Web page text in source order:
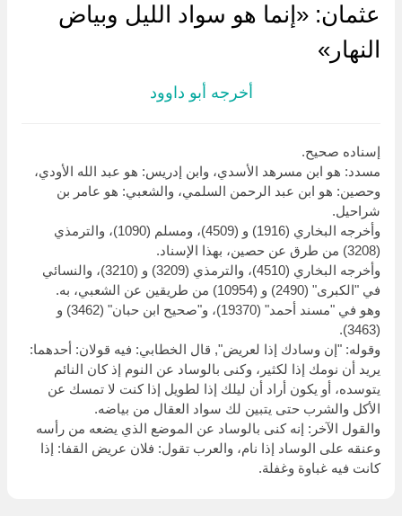
عثمان: «إنما هو سواد الليل وبياض
النهار»
أخرجه أبو داوود
إسناده صحيح.
مسدد: هو ابن مسرهد الأسدي، وابن إدريس: هو عبد الله الأودي،
وحصين: هو ابن عبد الرحمن السلمي، والشعبي: هو عامر بن
شراحيل.
وأخرجه البخاري (1916) و (4509)، ومسلم (1090)، والترمذي
(3208) من طرق عن حصين، بهذا الإسناد.
وأخرجه البخاري (4510)، والترمذي (3209) و (3210)، والنسائي
في "الكبرى" (2490) و (10954) من طريقين عن الشعبي، به.
وهو في "مسند أحمد" (19370)، و"صحيح ابن حبان" (3462) و
(3463).
وقوله: "إن وسادك إذا لعريض", قال الخطابي: فيه قولان: أحدهما:
يريد أن نومك إذا لكثير، وكنى بالوساد عن النوم إذ كان النائم
يتوسده، أو يكون أراد أن ليلك إذا لطويل إذا كنت لا تمسك عن
الأكل والشرب حتى يتبين لك سواد العقال من بياضه.
والقول الآخر: إنه كنى بالوساد عن الموضع الذي يضعه من رأسه
وعنقه على الوساد إذا نام، والعرب تقول: فلان عريض القفا: إذا
كانت فيه غباوة وغفلة.